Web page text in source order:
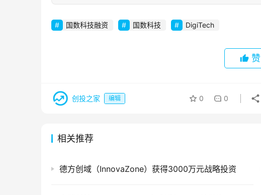
国数科技融资 国数科技 DigiTech
赞
创投之家 编辑 0 0
相关推荐
德方创域（InnovaZone）获得3000万元战略投资